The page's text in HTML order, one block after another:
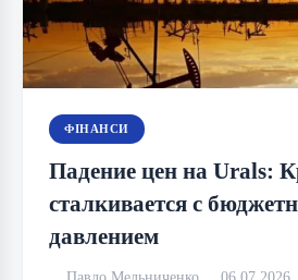
ФІНАНСИ
Падение цен на Urals:
сталкивается с
давлением